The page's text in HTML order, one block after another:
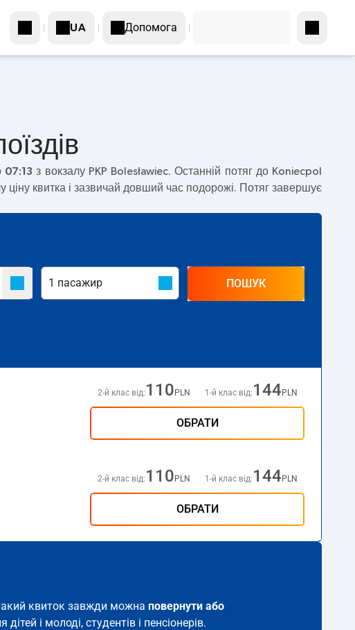
UA Допомога
07:13 з вокзалу PKP Bolesławiec. Останній потяг до Koniecpol
квитка і зазвичай довший час подорожі. Потяг завершує
ПОШУК
2-й клас від: 110 PLN 1-й клас від: 144 PLN
ОБРАТИ
2-й клас від: 110 PLN 1-й клас від: 144 PLN
ОБРАТИ
квиток завжди можна повернути або
і молоді, студентів і пенсіонерів.